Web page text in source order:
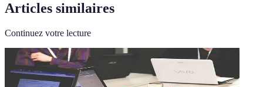
Articles similaires
Continuez votre lecture